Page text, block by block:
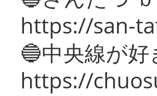
https://san-
🔵中央線が
https://